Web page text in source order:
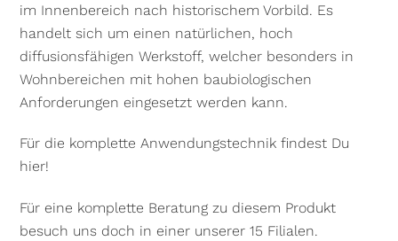
im Innenbereich nach historischem Vorbild. Es
handelt sich um einen natürlichen, hoch
diffusionsfähigen Werkstoff, welcher besonders in
Wohnbereichen mit hohen baubiologischen
Anforderungen eingesetzt werden kann.
Für die komplette Anwendungstechnikfindest Du
hier!
Für eine komplette Beratung zu diesem Produkt
besuch uns doch in einer unserer 15 Filialen.